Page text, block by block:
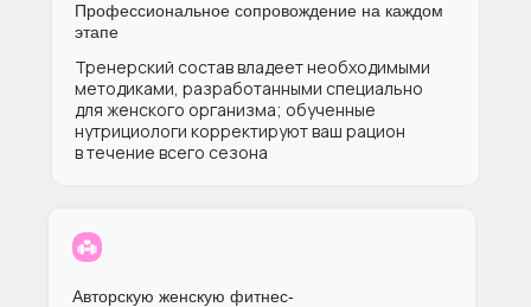
Авторскую женскую фитнес-
Профессиональное сопровождение на каждом
этапе
Тренерский состав владеет необходимыми
методиками, разработанными специально
для женского организма; обученные
нутрициологи корректируют ваш рацион
в течение всего сезона